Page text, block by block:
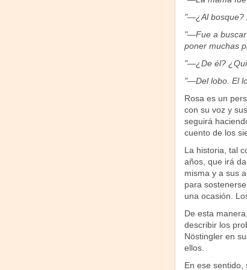
"—¿Al bosque?
"—Fue a buscar
poner muchas
"—¿De él?
"—Del lobo. El
Rosa es un
con su voz y
seguirá
cuento de los
La historia, tal
años, que irá
misma y a sus
para
una ocasión.
De esta
describir los
Nöstingler en
ellos.
En ese sentido,